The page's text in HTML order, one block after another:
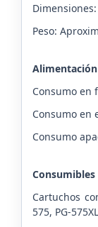
Peso:
Consumo en
Consumo en
Consumo
Consumibles
Cartuchos
575, PG-